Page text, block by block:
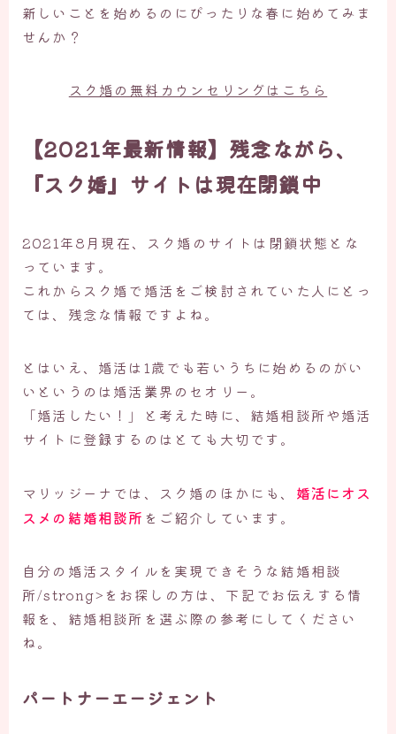
新しいことを始めるのにぴったりな春に始めてみま
せんか？
スク婚の無料カウンセリングはこちら
【2021年最新情報】残念ながら、
『スク婚』サイトは現在閉鎖中
2021年8月現在、スク婚のサイトは閉鎖状態とな
っています。
これからスク婚で婚活をご検討されていた人にとっ
ては、残念な情報ですよね。
とはいえ、婚活は1歳でも若いうちに始めるのがい
いというのは婚活業界のセオリー。
「婚活したい！」と考えた時に、結婚相談所や婚活
サイトに登録するのはとても大切です。
マリッジーナでは、スク婚のほかにも、 婚活にオス
スメの結婚相談所 をご紹介しています。
自分の婚活スタイルを実現できそうな結婚相談
所/strong>をお探しの方は、下記でお伝えする情
報を、結婚相談所を選ぶ際の参考にしてください
ね。
パートナーエージェント